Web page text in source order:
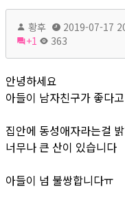
황후
2019-07-17
+1
363
안녕하세요
아들이 남자친구가 좋다
집안에 동성애자라는걸
너무나 큰 산이 있습니다
아들이 넘 불쌍합니다ㅠ